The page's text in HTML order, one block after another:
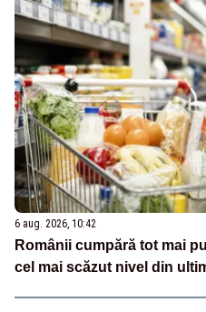
6 aug. 2026, 10:42
Românii cumpără tot mai
cel mai scăzut nivel din